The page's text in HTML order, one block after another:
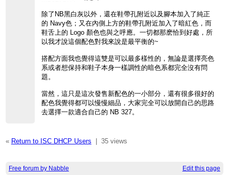
除了NB黑白灰以外，還在鞋帶孔附近以及腳本加入了純正
的 Navy色；又在內側上方的鞋帶孔附近加入了暗紅色，而
鞋舌上的 Logo 顏色也與之呼應。一切都那麽恰到好處，所
以我才說這個配色對我來說是最平衡的~
搭配方面我也覺得這雙是可以最多樣性的，無論是選擇亮色
系或者想保持和鞋子本身一樣調性的暗色系都完全沒有問
題。
當然，這只是這次發售新配色的一小部分，還有很多很好的
配色我覺得都可以慢慢細品，大家完全可以放開自己的思路
去選擇一款適合自己的 NB 327。
« Return to ISC DHCP Users 35 views
Free forum by Nabble Edit this page